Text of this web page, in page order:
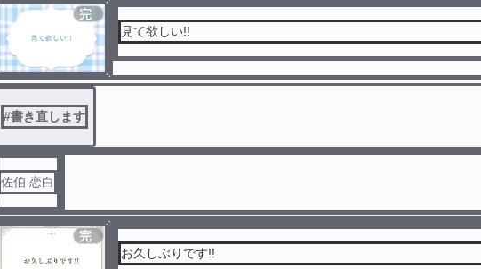
完
結
見て欲しい!!
#書き直します
佐伯 恋白
完
お久しぶりです!!